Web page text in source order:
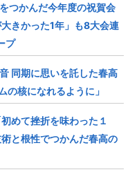
つかんだ今年度の祝賀会
きかった1年」も8大会連
プ
同期に思いを託した春高
の核になれるように」
めて挫折を味わった１
と根性でつかんだ春高の